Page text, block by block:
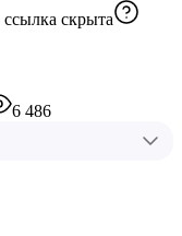
ссылка скрыта
6 486